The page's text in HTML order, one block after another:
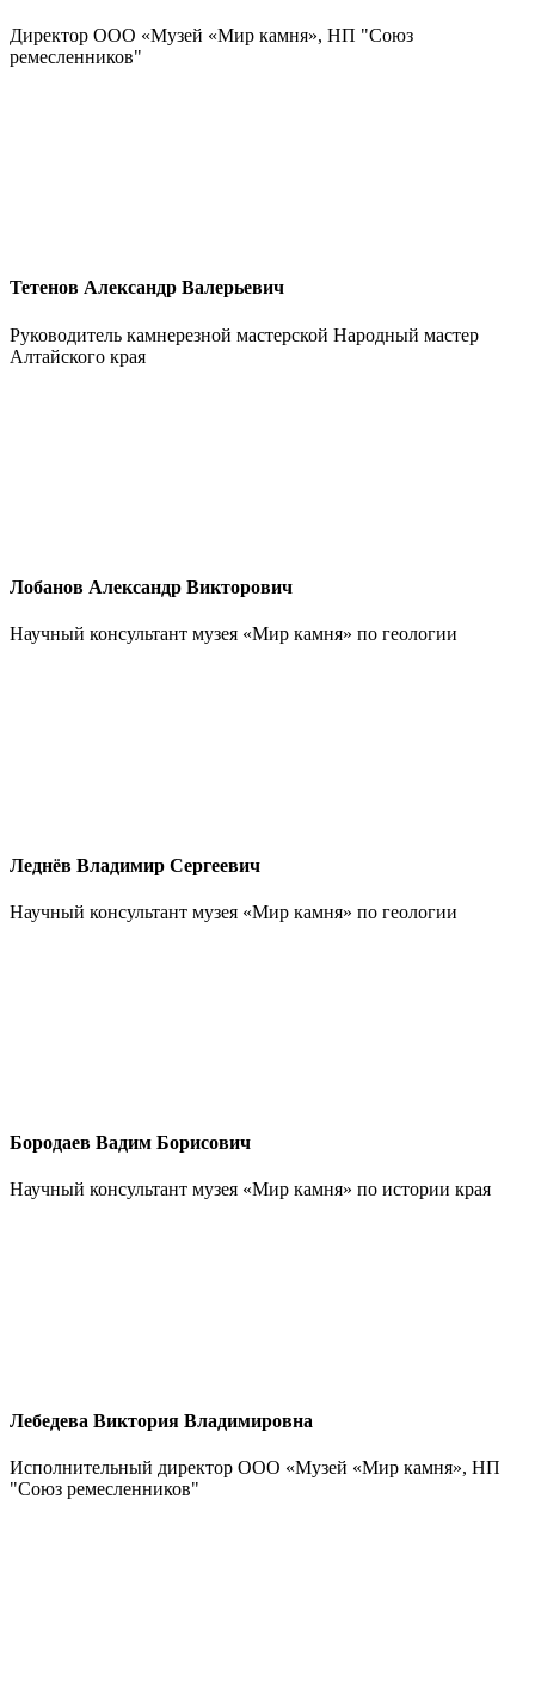
Директор ООО «Музей «Мир камня», НП "Союз
ремесленников"
Тетенов Александр Валерьевич
Руководитель камнерезной мастерской Народный мастер
Алтайского края
Лобанов Александр Викторович
Научный консультант музея «Мир камня» по геологии
Леднёв Владимир Сергеевич
Научный консультант музея «Мир камня» по геологии
Бородаев Вадим Борисович
Научный консультант музея «Мир камня» по истории края
Лебедева Виктория Владимировна
Исполнительный директор ООО «Музей «Мир камня», НП
"Союз ремесленников"